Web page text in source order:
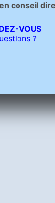
conseil
VOUS
?